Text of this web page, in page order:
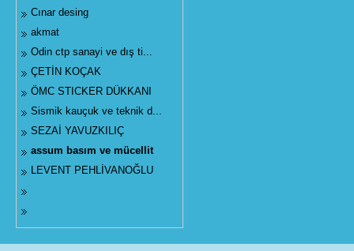
Cınar desing
akmat
Odin ctp sanayi ve dış ti...
ÇETİN KOÇAK
ÖMC STICKER DÜKKANI
Sismik kauçuk ve teknik d...
SEZAİ YAVUZKILIÇ
assum basım ve mücellit
LEVENT PEHLİVANOĞLU